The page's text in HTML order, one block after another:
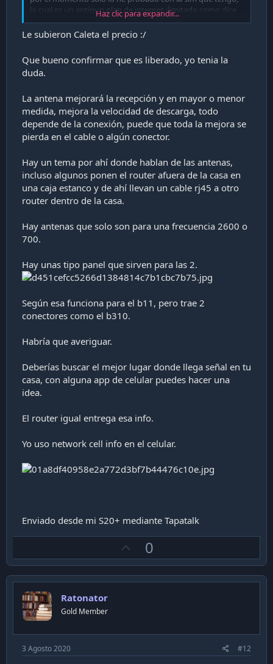
la cual es un antiguo plan de internet ilimitado como dice
anteriormente. noto que me anda mucho mas estable ya
que no se cortan los videos ni nada, pero al hacer un test
de velocidad me marca aun 0.82 mg.... , mas tarde probare
antiquísimo, puede que tenga alguna restricción o algo en
su velocidad.
les dejo el link del producto:
pc Factory • Tecnología para ti
Acercamos la tecnología a todos_
www.pcfactory.cl
y por ultimo les dejo también una duda, he visto hartos
tipos de antenas exteriores para estos equipos,
especialmente una llamadas "jagi" hay otro tipo? si
adquiriese una de estas habría posibilidad de incrementar
eso seria por el momento muchachos, conforme vaya
Haz clic para expandir...
Le subieron Caleta el precio :/
Que bueno confirmar que es liberado, yo tenia la
duda.
La antena mejorará la recepción y en mayor o menor
medida, mejora la velocidad de descarga, todo
depende de la conexión, puede que toda la mejora se
pierda en el cable o algún conector.
Hay un tema por ahí donde hablan de las antenas,
incluso algunos ponen el router afuera de la casa en
una caja estanco y de ahí llevan un cable rj45 a otro
router dentro de la casa.
Hay antenas que solo son para una frecuencia 2600 o
700.
Hay unas tipo panel que sirven para las 2.
Según esa funciona para el b11, pero trae 2
conectores como el b310.
Habría que averiguar.
Deberías buscar el mejor lugar donde llega señal en tu
casa, con alguna app de celular puedes hacer una
idea.
El router igual entrega esa info.
Yo uso network cell info en el celular.
Enviado desde mi S20+ mediante Tapatalk
p
v
0
Ratonator
Gold Member
3 Agosto 2020 #12